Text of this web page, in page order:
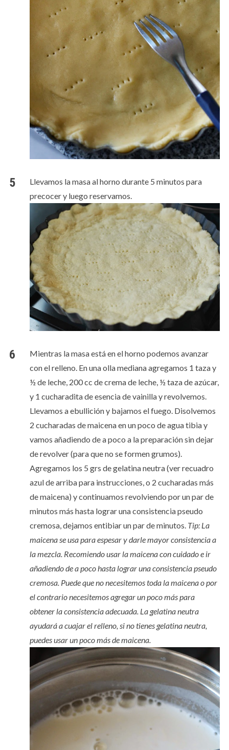
Llevamos la masa al horno durante 5 minutos para
precocer y luego reservamos.
Mientras la masa está en el horno podemos avanzar
con el relleno. En una olla mediana agregamos 1 taza y
½ de leche, 200 cc de crema de leche, ½ taza de azúcar,
y 1 cucharadita de esencia de vainilla y revolvemos.
Llevamos a ebullición y bajamos el fuego. Disolvemos
2 cucharadas de maicena en un poco de agua tibia y
vamos añadiendo de a poco a la preparación sin dejar
de revolver (para que no se formen grumos).
Agregamos los 5 grs de gelatina neutra (ver recuadro
azul de arriba para instrucciones, o 2 cucharadas más
de maicena) y continuamos revolviendo por un par de
minutos más hasta lograr una consistencia pseudo
cremosa, dejamos entibiar un par de minutos. Tip: La
maicena se usa para espesar y darle mayor consistencia a
la mezcla. Recomiendo usar la maicena con cuidado e ir
añadiendo de a poco hasta lograr una consistencia pseudo
cremosa. Puede que no necesitemos toda la maicena o por
el contrario necesitemos agregar un poco más para
obtener la consistencia adecuada. La gelatina neutra
ayudará a cuajar el relleno, si no tienes gelatina neutra,
puedes usar un poco más de maicena.